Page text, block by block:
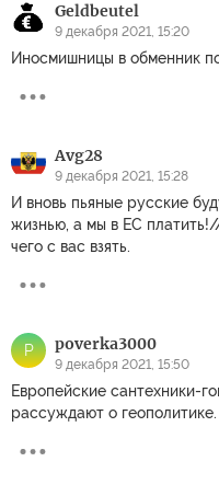
Geldbeutel
9 декабря 2021, 15:20
Иносмишницы в обменник
Avg28
9 декабря 2021, 15:28
И вновь пьяные русские
жизнью, а мы в ЕС
чего с вас взять.
P poverka3000
9 декабря 2021, 15:50
Европейские сантехники-
рассуждают о геополитике.